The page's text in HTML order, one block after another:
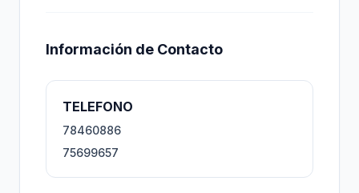
Información de Contacto
TELEFONO
78460886
75699657